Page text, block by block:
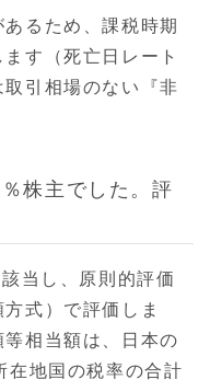
るため、課税時期
す（死亡日レート
引相場のない『非
株主でした。評
当し、原則的評価
式）で評価しま
相当額は、日本の
在地国の税率の合計